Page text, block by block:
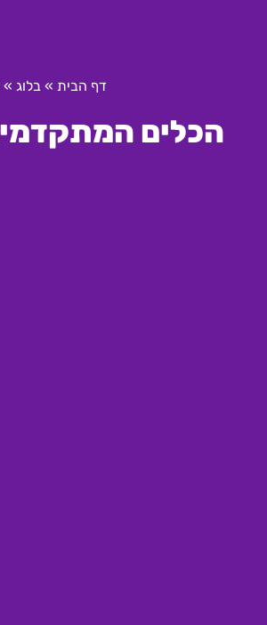
דף הבית » בלוג »